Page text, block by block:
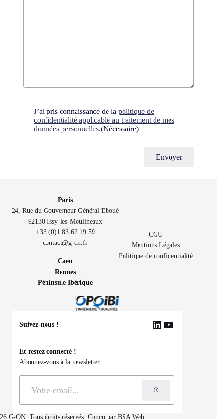
Consent(Nécessaire)
J’ai pris connaissance de la politique de
confidentialité applicable au traitement de mes
données personnelles.(Nécessaire)
Paris
24, Rue du Gouverneur Général Eboué
92130 Issy-les-Moulineaux
+33 (0)1 83 62 19 59
contact@g-on.fr
Caen
Rennes
Péninsule Ibérique
G-ON. Tous droits réservés. Conçu par BSA Web
CGU
Mentions Légales
Politique de confidentialité
Suivez-nous ! LinkedIn
YouTube
Et restez connecté !
Abonnez-vous à la newsletter